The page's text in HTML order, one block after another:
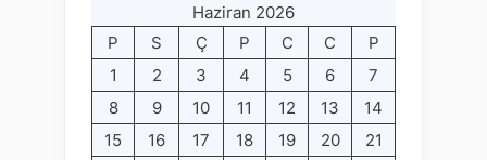
Haziran 2026
P
S Ç P C C
P
1
2 3 4 5 6
7
8
9 10 11 12 13
14
15
16 17 18 19 20
21